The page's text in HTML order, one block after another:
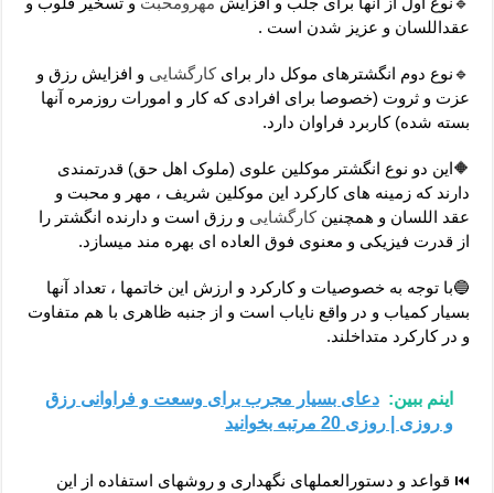
عقداللسان و عزیز شدن است .
🔹نوع دوم انگشترهای موکل دار برایکارگشایی و افزایش رزق و
عزت و ثروت (خصوصا برای افرادی که کار و امورات روزمره آنها
بسته شده) کاربرد فراوان دارد.
🔶این دو نوع انگشتر موکلین علوی (ملوک اهل حق) قدرتمندی
دارند که زمینه های کارکرد این موکلین شریف ، مهر و محبت و
عقد اللسان و همچنینکارگشایی و رزق است و دارنده انگشتر را
از قدرت فیزیکی و معنوی فوق العاده ای بهره مند میسازد.
🔵با توجه به خصوصیات و کارکرد و ارزش این خاتمها ، تعداد آنها
بسیار کمیاب و در واقع نایاب است و از جنبه ظاهری با هم متفاوت
و در کارکرد متداخلند.
اینم ببین: دعای بسیار مجرب برای وسعت و فراوانی رزق
و روزی | روزی 20 مرتبه بخوانید
⏮ قواعد و دستورالعملهای نگهداری و روشهای استفاده از این